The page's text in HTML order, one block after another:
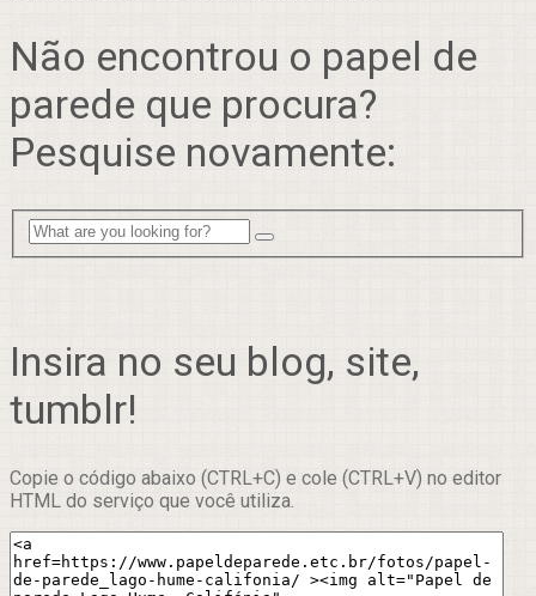
Não encontrou o papel de
parede que procura?
Pesquise novamente:
Insira no seu blog, site,
tumblr!
Copie o código abaixo (CTRL+C) e cole (CTRL+V) no editor
HTML do serviço que você utiliza.